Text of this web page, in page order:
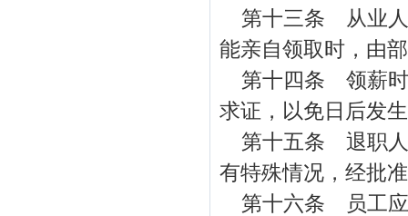
第十三条 从业人
能亲自领取时，由
第十四条 领薪时
求证，以免日后发
第十五条 退职人
有特殊情况，经批
第十六条 员工应